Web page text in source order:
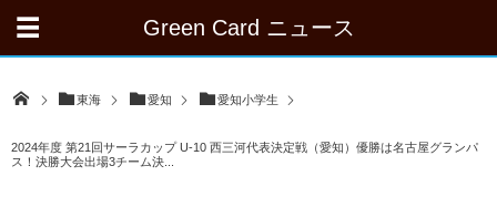
Green Card ニュース
東海 愛知 愛知小学生
2024年度 第21回サーラカップ U-10 西三河代表決定戦（愛知）優勝は名古屋グランパ
ス！決勝大会出場3チーム決...